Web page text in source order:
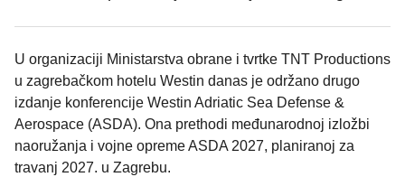
U organizaciji Ministarstva obrane i tvrtke TNT Productions
u zagrebačkom hotelu Westin danas je održano drugo
izdanje konferencije Westin Adriatic Sea Defense &
Aerospace (ASDA). Ona prethodi međunarodnoj izložbi
naoružanja i vojne opreme ASDA 2027, planiranoj za
travanj 2027. u Zagrebu.